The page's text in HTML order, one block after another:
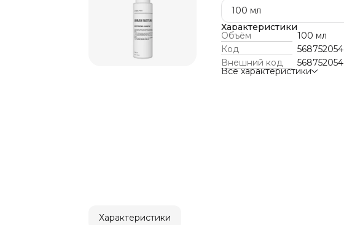
100 мл
Характеристики
Объём
100 мл
Код
568752054
Внешний код
568752054
Все характеристики
Характеристики